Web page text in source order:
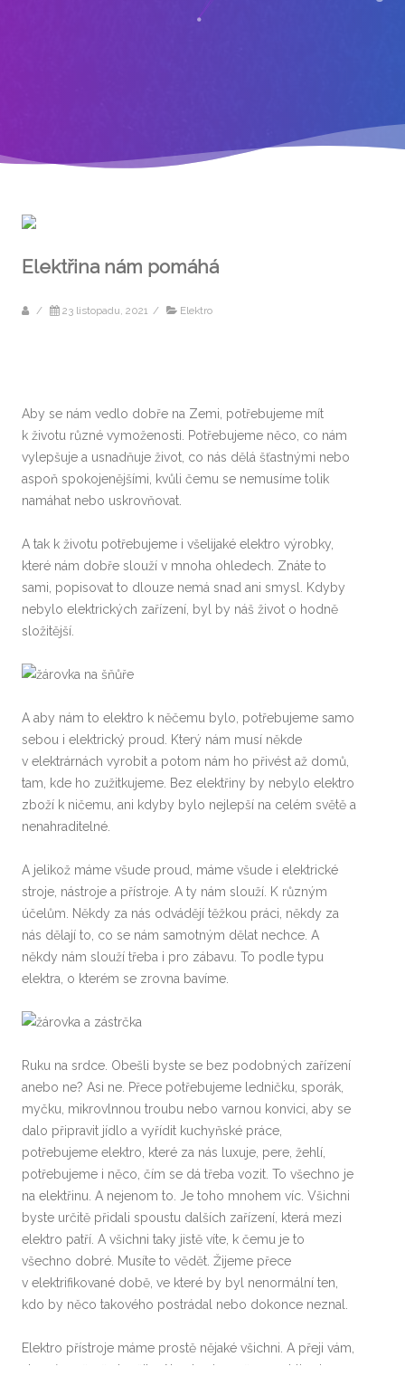
Elektřina nám pomáhá
/ 23 listopadu, 2021 / Elektro
Aby se nám vedlo dobře na Zemi, potřebujeme mít
k životu různé vymoženosti. Potřebujeme něco, co nám
vylepšuje a usnadňuje život, co nás dělá šťastnými nebo
aspoň spokojenějšími, kvůli čemu se nemusíme tolik
namáhat nebo uskrovňovat.
A tak k životu potřebujeme i všelijaké elektro výrobky,
které nám dobře slouží v mnoha ohledech. Znáte to
sami, popisovat to dlouze nemá snad ani smysl. Kdyby
nebylo elektrických zařízení, byl by náš život o hodně
složitější.
A aby nám to elektro k něčemu bylo, potřebujeme samo
sebou i elektrický proud. Který nám musí někde
v elektrárnách vyrobit a potom nám ho přivést až domů,
tam, kde ho zužitkujeme. Bez elektřiny by nebylo elektro
zboží k ničemu, ani kdyby bylo nejlepší na celém světě a
nenahraditelné.
A jelikož máme všude proud, máme všude i elektrické
stroje, nástroje a přístroje. A ty nám slouží. K různým
účelům. Někdy za nás odvádějí těžkou práci, někdy za
nás dělají to, co se nám samotným dělat nechce. A
někdy nám slouží třeba i pro zábavu. To podle typu
elektra, o kterém se zrovna bavíme.
Ruku na srdce. Obešli byste se bez podobných zařízení
anebo ne? Asi ne. Přece potřebujeme ledničku, sporák,
myčku, mikrovlnnou troubu nebo varnou konvici, aby se
dalo připravit jídlo a vyřídit kuchyňské práce,
potřebujeme elektro, které za nás luxuje, pere, žehlí,
potřebujeme i něco, čím se dá třeba vozit. To všechno je
na elektřinu. A nejenom to. Je toho mnohem víc. Všichni
byste určitě přidali spoustu dalších zařízení, která mezi
elektro patří. A všichni taky jistě víte, k čemu je to
všechno dobré. Musíte to vědět. Žijeme přece
v elektrifikované době, ve které by byl nenormální ten,
kdo by něco takového postrádal nebo dokonce neznal.
Elektro přístroje máme prostě nějaké všichni. A přeji vám,
aby vám věrně sloužily. Abyste si na ně nemohli ani